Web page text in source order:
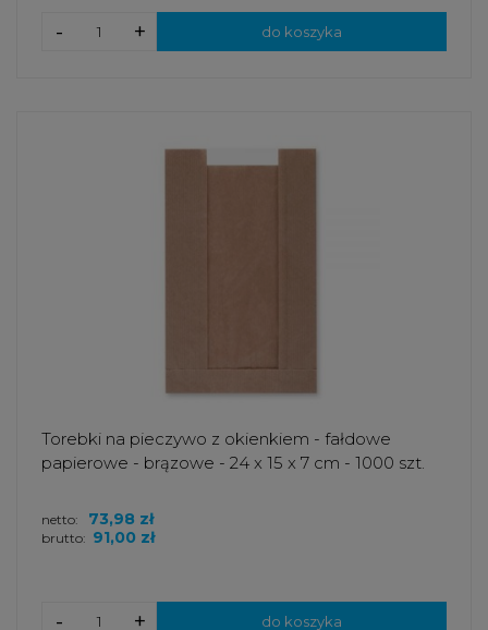
+
- do koszyka
Torebki na pieczywo z okienkiem - fałdowe
papierowe - brązowe - 24 x 15 x 7 cm - 1000 szt.
brutto: 91,00 zł
netto: 73,98 zł
+
- do koszyka